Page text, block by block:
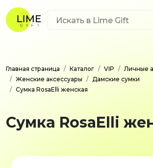
Главная страница Каталог VIP
Личные
Женские аксессуары
Дамские сумки
Сумка RosaElli женская
Сумка RosaElli